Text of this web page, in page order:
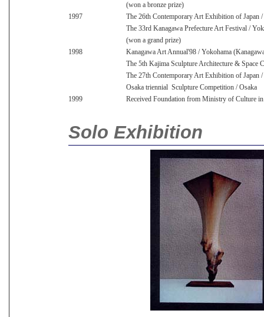
(won a bronze prize)
1997
The 26th Contemporary Art Exhibition of Japan
The 33rd Kanagawa Prefecture Art Festival /
(won a grand prize)
1998
Kanagawa Art Annual'98 / Yokohama
The 5th Kajima Sculpture Architecture & Space
The 27th Contemporary Art Exhibition of Japan
Osaka triennial Sculpture Competition / Osaka
1999
Received Foundation from Ministry of Culture
Solo Exhibition